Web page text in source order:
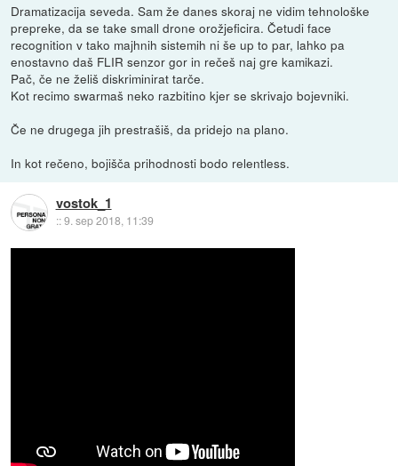
Dramatizacija seveda. Sam že danes skoraj ne vidim tehnološke
prepreke, da se take small drone orožjeficira. Četudi face
recognition v tako majhnih sistemih ni še up to par, lahko pa
enostavno daš FLIR senzor gor in rečeš naj gre kamikazi.
Pač, če ne želiš diskriminirat tarče.
Kot recimo swarmaš neko razbitino kjer se skrivajo bojevniki.
Če ne drugega jih prestrašiš, da pridejo na plano.
In kot rečeno, bojišča prihodnosti bodo relentless.
vostok_1
::9. sep 2018, 11:39